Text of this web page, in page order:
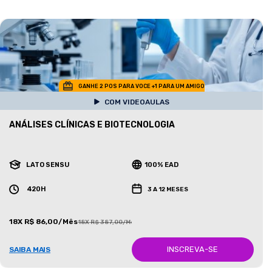
GANHE 2 POS PARA VOCE +1 PARA UM AMIGO
COM VIDEOAULAS
ANÁLISES CLÍNICAS E BIOTECNOLOGIA
LATO SENSU 100% EAD
420H 3 A 12 MESES
18X R$ 86,00/Mês18X R$ 387,00/Mês
SAIBA MAIS INSCREVA-SE